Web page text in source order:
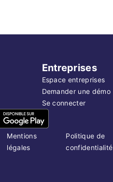
Entreprises
Espace entreprises
Demander une démo
Se connecter
Mentions
légales
Politique de
confidentialité